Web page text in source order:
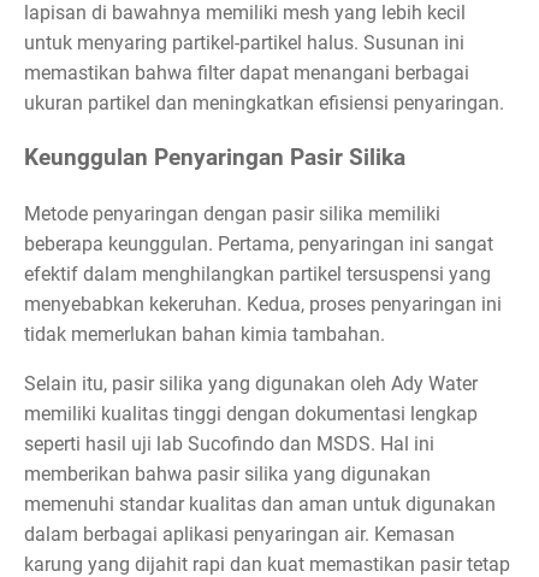
lapisan di bawahnya memiliki mesh yang lebih kecil
untuk menyaring partikel-partikel halus. Susunan ini
memastikan bahwa filter dapat menangani berbagai
ukuran partikel dan meningkatkan efisiensi penyaringan.
Keunggulan Penyaringan Pasir Silika
Metode penyaringan dengan pasir silika memiliki
beberapa keunggulan. Pertama, penyaringan ini sangat
efektif dalam menghilangkan partikel tersuspensi yang
menyebabkan kekeruhan. Kedua, proses penyaringan ini
tidak memerlukan bahan kimia tambahan.
Selain itu, pasir silika yang digunakan oleh Ady Water
memiliki kualitas tinggi dengan dokumentasi lengkap
seperti hasil uji lab Sucofindo dan MSDS. Hal ini
memberikan bahwa pasir silika yang digunakan
memenuhi standar kualitas dan aman untuk digunakan
dalam berbagai aplikasi penyaringan air. Kemasan
karung yang dijahit rapi dan kuat memastikan pasir tetap